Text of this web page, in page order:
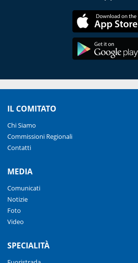
IL COMITATO
Chi Siamo
Commissioni Regionali
Contatti
MEDIA
Comunicati
Notizie
Foto
Video
SPECIALITÀ